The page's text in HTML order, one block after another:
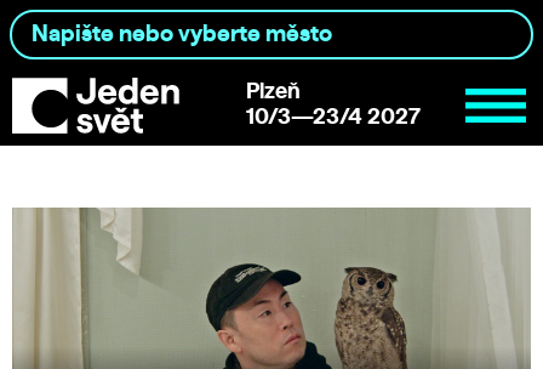
Plzeň
10/3—23/4 2027